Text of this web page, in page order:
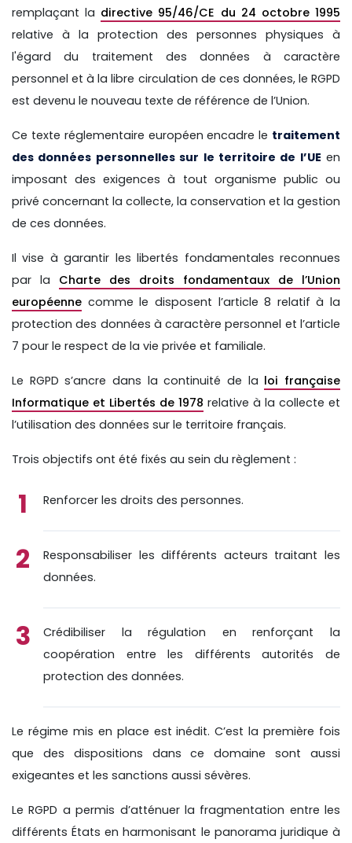
remplaçant la directive 95/46/CE du 24 octobre 1995
relative à la protection des personnes physiques à
l'égard du traitement des données à caractère
personnel et à la libre circulation de ces données, le RGPD
est devenu le nouveau texte de référence de l’Union.
Ce texte réglementaire européen encadre le traitement
des données personnelles sur le territoire de l’UE en
imposant des exigences à tout organisme public ou
privé concernant la collecte, la conservation et la gestion
de ces données.
Il vise à garantir les libertés fondamentales reconnues
par la Charte des droits fondamentaux de l’Union
européenne comme le disposent l’article 8 relatif à la
protection des données à caractère personnel et l’article
7 pour le respect de la vie privée et familiale.
Le RGPD s’ancre dans la continuité de la loi française
Informatique et Libertés de 1978 relative à la collecte et
l’utilisation des données sur le territoire français.
Trois objectifs ont été fixés au sein du règlement :
Renforcer les droits des personnes.
Responsabiliser les différents acteurs traitant les
données.
Crédibiliser la régulation en renforçant la
coopération entre les différents autorités de
protection des données.
Le régime mis en place est inédit. C’est la première fois
que des dispositions dans ce domaine sont aussi
exigeantes et les sanctions aussi sévères.
Le RGPD a permis d’atténuer la fragmentation entre les
différents États en harmonisant le panorama juridique à